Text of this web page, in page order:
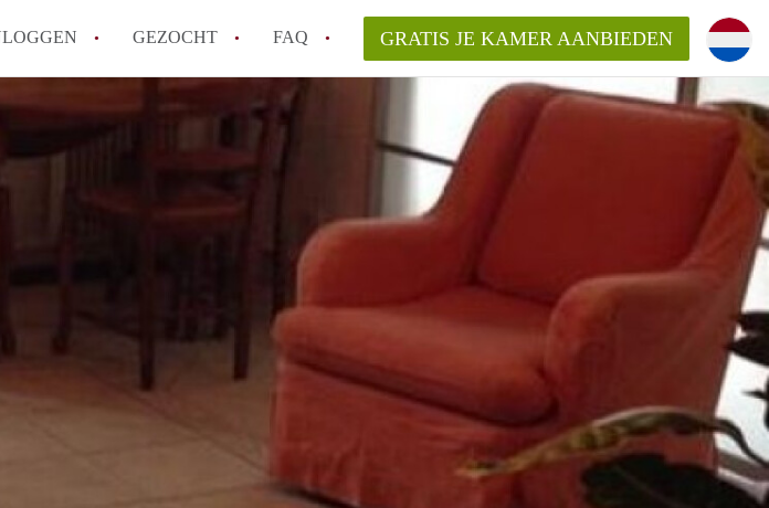
GEZOCHT FAQ
How to translate KamerDenHaag!
Wat is KamerDenHaag?
Hoeveel kost het om te reageren op een Kamer in Den Haag?
Berekent KamerDenHaag makelaarsvergoeding/bemiddelingsvergoeding?
GRATIS JE KAMER AANBIEDEN